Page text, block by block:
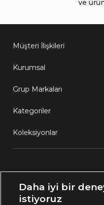
ve
Müşteri İlişkileri
Kurumsal
Grup Markaları
Kategoriler
Koleksiyonlar
🇹🇷 Türkiye
Daha iyi bir
istiyoruz